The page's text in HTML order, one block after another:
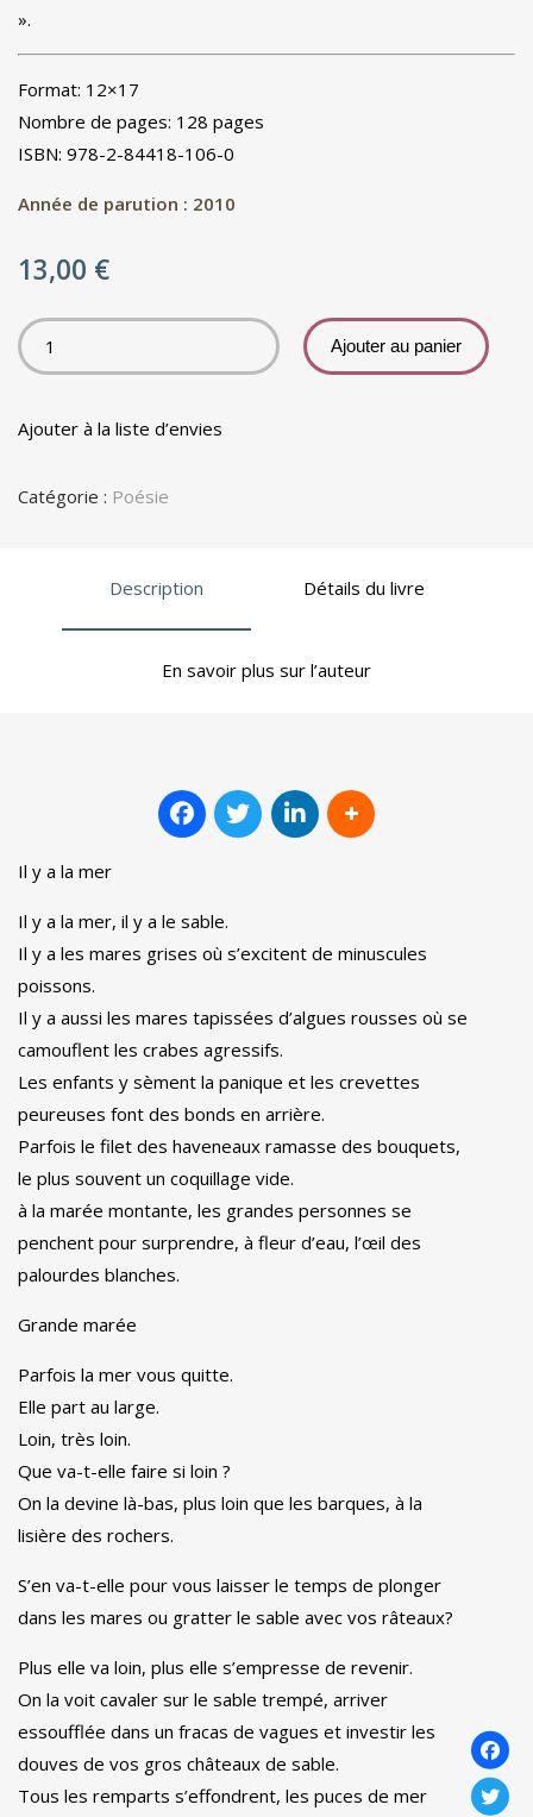
».
Format: 12×17
Nombre de pages: 128 pages
ISBN: 978-2-84418-106-0
Année de parution : 2010
13,00 €
Ajouter au panier
Ajouter à la liste d’envies
Catégorie : Poésie
Description Détails du livre
En savoir plus sur l’auteur
Il y a la mer
Il y a la mer, il y a le sable.
Il y a les mares grises où s’excitent de minuscules
poissons.
Il y a aussi les mares tapissées d’algues rousses où se
camouflent les crabes agressifs.
Les enfants y sèment la panique et les crevettes
peureuses font des bonds en arrière.
Parfois le filet des haveneaux ramasse des bouquets,
le plus souvent un coquillage vide.
à la marée montante, les grandes personnes se
penchent pour surprendre, à fleur d’eau, l’œil des
palourdes blanches.
Grande marée
Parfois la mer vous quitte.
Elle part au large.
Loin, très loin.
Que va-t-elle faire si loin ?
On la devine là-bas, plus loin que les barques, à la
lisière des rochers.
S’en va-t-elle pour vous laisser le temps de plonger
dans les mares ou gratter le sable avec vos râteaux?
Plus elle va loin, plus elle s’empresse de revenir.
On la voit cavaler sur le sable trempé, arriver
essoufflée dans un fracas de vagues et investir les
douves de vos gros châteaux de sable.
Tous les remparts s’effondrent, les puces de mer